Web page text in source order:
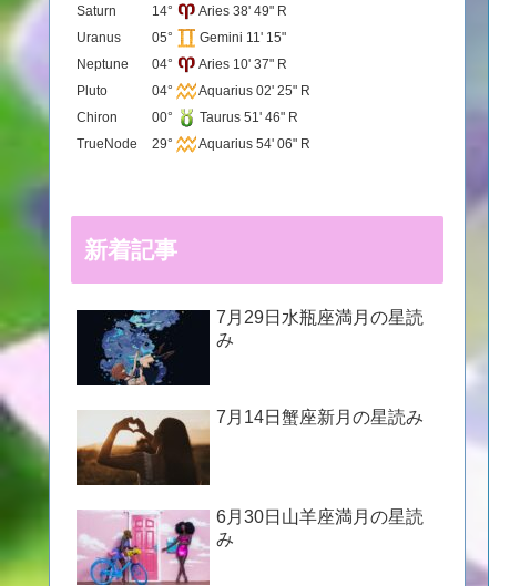
Saturn
14°
Aries 38' 49" R
Uranus
05°
Gemini 11' 15"
Neptune
04°
Aries 10' 37" R
Pluto
04°
Aquarius 02' 25" R
Chiron
00°
Taurus 51' 46" R
TrueNode
29° Aquarius 54' 06" R
新着記事
7月29日水瓶座満月の星読
み
7月14日蟹座新月の星読み
6月30日山羊座満月の星読
み